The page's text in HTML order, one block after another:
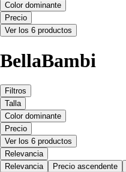
Color dominante
Precio
Ver los 6 productos
BellaBambi
Filtros
Talla
Color dominante
Precio
Ver los 6 productos
Relevancia
Relevancia
Precio ascendente